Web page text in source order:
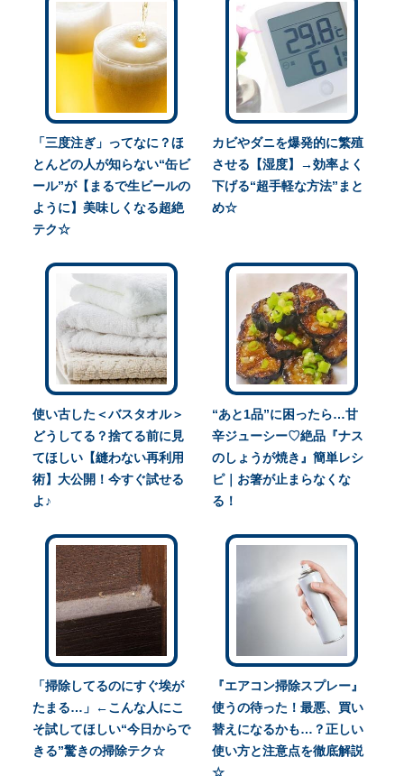
「三度注ぎ」ってなに？ほ
とんどの人が知らない“缶ビ
ール”が【まるで生ビールの
ように】美味しくなる超絶
テク☆
カビやダニを爆発的に繁殖
させる【湿度】→効率よく
下げる“超手軽な方法”まと
め☆
使い古した＜バスタオル＞
どうしてる？捨てる前に見
てほしい【縫わない再利用
術】大公開！今すぐ試せる
よ♪
“あと1品”に困ったら…甘
辛ジューシー♡絶品『ナス
のしょうが焼き』簡単レシ
ピ｜お箸が止まらなくな
る！
「掃除してるのにすぐ埃が
たまる…」←こんな人にこ
そ試してほしい“今日からで
きる”驚きの掃除テク☆
『エアコン掃除スプレー』
使うの待った！最悪、買い
替えになるかも…？正しい
使い方と注意点を徹底解説
☆